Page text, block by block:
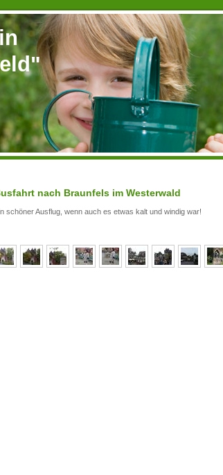
nach Braunfels im Westerwald
schöner Ausflug, wenn auch es etwas kalt und windig war!